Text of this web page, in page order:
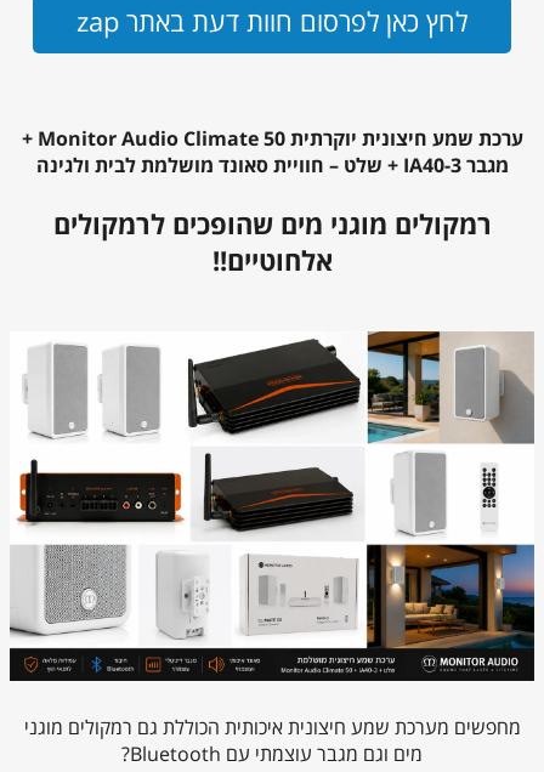
לחץ כאן לפרסום חוות דעת באתר zap
ערכת שמע חיצונית יוקרתית Monitor Audio Climate 50 +
מגבר IA40-3 + שלט – חוויית סאונד מושלמת לבית ולגינה
רמקולים מוגני מים שהופכים לרמקולים
אלחוטיים!!
מחפשים מערכת שמע חיצונית איכותית הכוללת גם רמקולים מוגני
מים וגם מגבר עוצמתי עם Bluetooth?